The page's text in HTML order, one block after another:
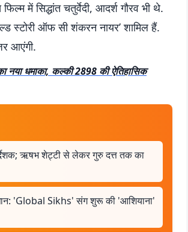
में सिद्धांत चतुर्वेदी, आदर्श गौरव भी थे.
स्टोरी ऑफ सी शंकरन नायर’ शामिल हैं.
आएंगी.
नया धमाका, कल्की 2898 की ऐतिहासिक
ऋषभ शेट्टी से लेकर गुरु दत्त तक का
'Global Sikhs' संग शुरू की 'आशियाना'